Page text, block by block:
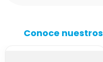
Conoce nuestros